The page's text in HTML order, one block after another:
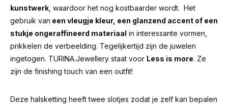
kunstwerk , waardoor het nog kostbaarder wordt. Het
gebruik van een vleugje kleur, een glanzend accent of een
stukje ongeraffineerd materiaal in interessante vormen,
prikkelen de verbeelding. Tegelijkertijd zijn de juwelen
ingetogen. TURINA.Jewellery staat voor Less is more. Ze
zijn de finishing touch van een outfit!
Deze halsketting heeft twee slotjes zodat je zelf kan bepalen